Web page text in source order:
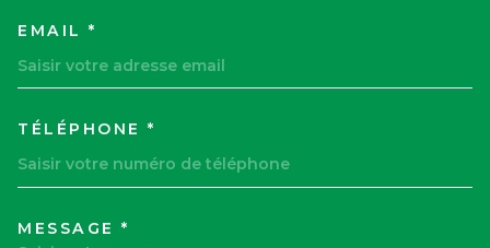
EMAIL *
TÉLÉPHONE *
MESSAGE *